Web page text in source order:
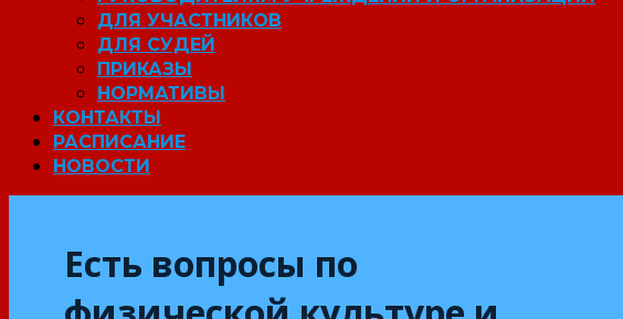
ДЛЯ УЧАСТНИКОВ
ДЛЯ СУДЕЙ
ПРИКАЗЫ
НОРМАТИВЫ
КОНТАКТЫ
РАСПИСАНИЕ
НОВОСТИ
Есть вопросы по